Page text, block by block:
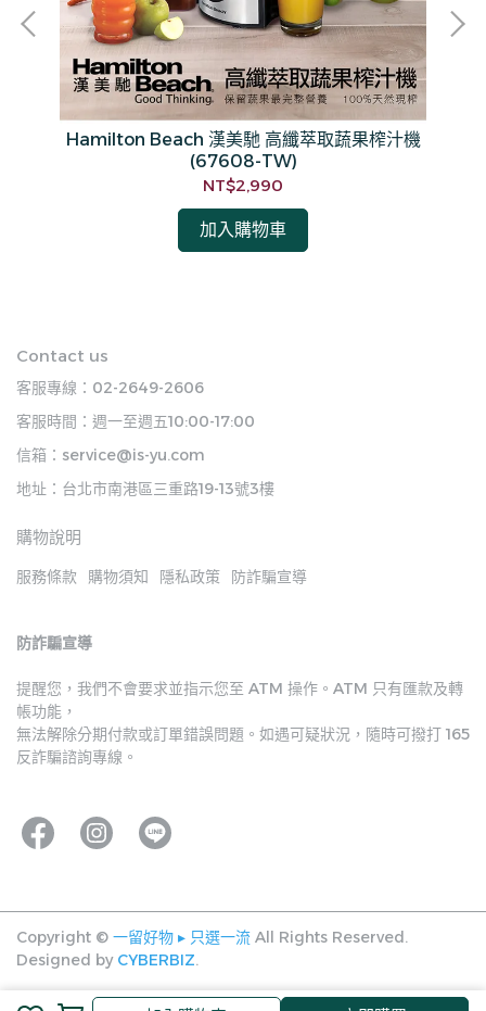
Hamilton Beach 漢美馳 高纖萃取蔬果榨汁機
(67608-TW)
NT$2,990
加入購物車
Contact us
客服專線：02-2649-2606
客服時間：週一至週五10:00-17:00
信箱：service@is-yu.com
地址：台北市南港區三重路19-13號3樓
購物說明
服務條款 購物須知 隱私政策 防詐騙宣導
防詐騙宣導
提醒您，我們不會要求並指示您至 ATM 操作。ATM 只有匯款及轉
帳功能，
無法解除分期付款或訂單錯誤問題。如遇可疑狀況，隨時可撥打 165
反詐騙諮詢專線。
Copyright © 一留好物 ▸ 只選一流 All Rights Reserved.
Designed by CYBERBIZ.